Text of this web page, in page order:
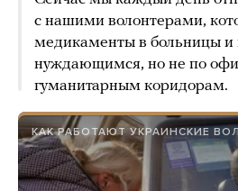
с нашими волонтерами,
медикаменты в больницы и
нуждающимся, но не по
гуманитарным коридорам.
КАК РАБОТАЮТ УКРАИНСКИЕ